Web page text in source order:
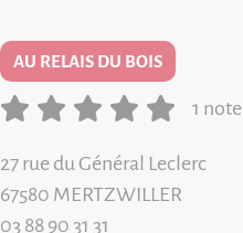
AU RELAIS DU BOIS
1 note
27 rue du Général Leclerc
67580 MERTZWILLER
03 88 90 31 31